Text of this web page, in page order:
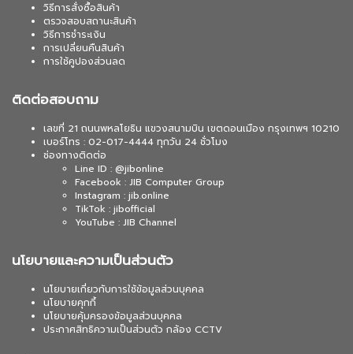
วิธีการสั่งซื้อสินค้า
ตรวจสอบสถานะสินค้า
วิธีการชำระเงิน
การเปลี่ยนคืนสินค้า
การใช้คูปองส่วนลด
ติดต่อสอบถาม
เลขที่ 21 ถนนพหลโยธิน แขวงสนามบิน เขตดอนเมือง กรุงเทพฯ 10210
เบอร์โทร : 02-017-4444 ทุกวัน 24 ชั่วโมง
ช่องทางติดต่อ
Line ID : @jibonline
Facebook : JIB Computer Group
Instagram : jib.online
TikTok : jibofficial
YouTube : JIB Channel
นโยบายและความเป็นส่วนตัว
นโยบายเกี่ยวกับการใช้ข้อมูลส่วนบุคคล
นโยบายคุกกี้
นโยบายคุ้มครองข้อมูลส่วนบุคคล
ประกาศสิทธิความเป็นส่วนตัว กล้อง CCTV